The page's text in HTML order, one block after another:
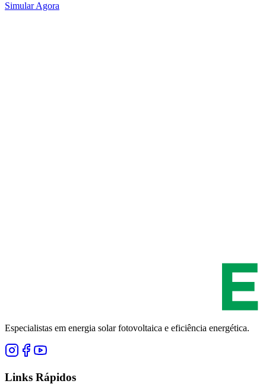
Simular Agora
Especialistas em energia solar fotovoltaica e eficiência energética.
Links Rápidos